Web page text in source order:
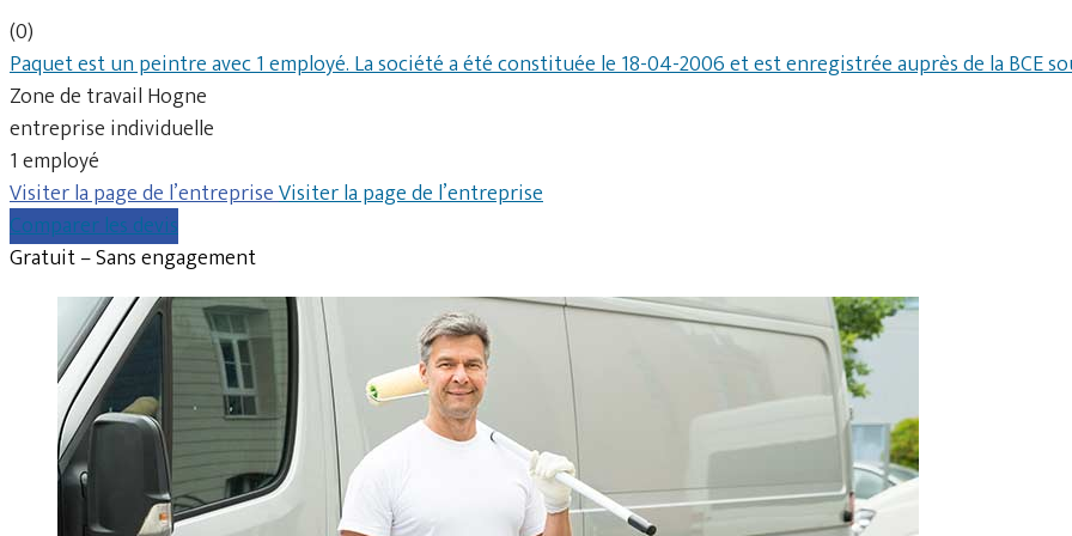
(0)
Paquet est un peintre avec 1 employé. La société a été constituée le 18-04-2006 et est enregistrée auprès de la BCE
Zone de travail Hogne
entreprise individuelle
1 employé
Visiter la page de l’entrepriseVisiter la page de l’entreprise
Comparer les devis
Gratuit – Sans engagement